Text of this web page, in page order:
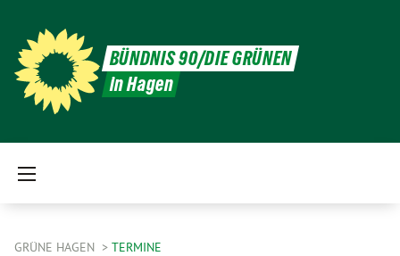
BÜNDNIS 90/DIE GRÜNEN
in Hagen
GRÜNE HAGEN TERMINE